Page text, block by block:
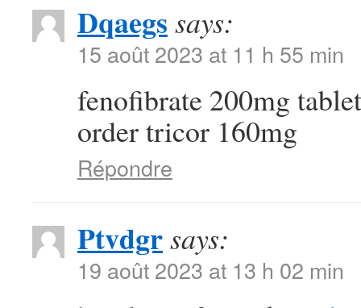
Dqaegs says:
15 août 2023 at 11 h 55 min
fenofibrate 200mg
order tricor 160mg
Répondre
Ptvdgrsays:
19 août 2023 at 13 h 02 min